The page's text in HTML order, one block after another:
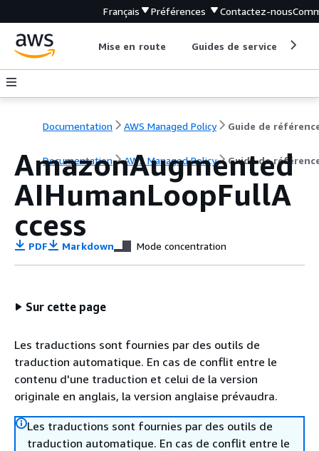
Français Préférences Contactez-nous
Mise en route Guides de service
Documentation AWS Managed Policy Guide de
Documentation AWS Managed Policy Guide de
AmazonAugmented
AIHumanLoopFullA
ccess
PDF Markdown Mode concentration
Sur cette page
Les traductions sont fournies par des outils de
traduction automatique. En cas de conflit entre le
contenu d'une traduction et celui de la version
originale en anglais, la version anglaise prévaudra.
Les traductions sont fournies par des outils de
traduction automatique. En cas de conflit entre le